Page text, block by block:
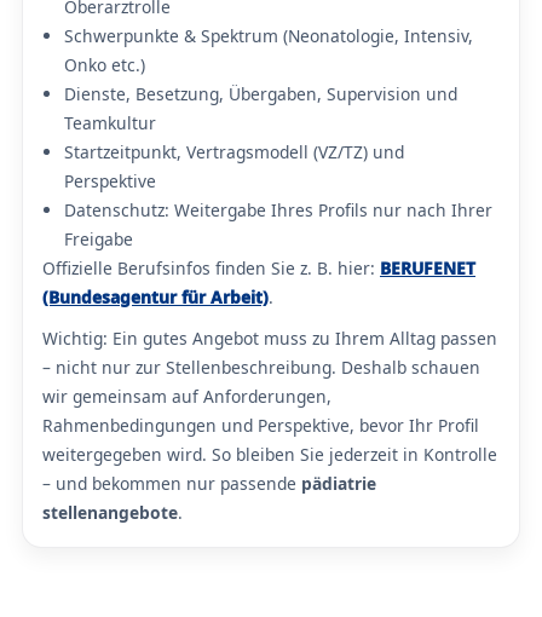
Oberarztrolle
Schwerpunkte & Spektrum (Neonatologie, Intensiv,
Onko etc.)
Dienste, Besetzung, Übergaben, Supervision und
Teamkultur
Startzeitpunkt, Vertragsmodell (VZ/TZ) und
Perspektive
Datenschutz: Weitergabe Ihres Profils nur nach Ihrer
Freigabe
Offizielle Berufsinfos finden Sie z. B. hier: BERUFENET
(Bundesagentur für Arbeit).
Wichtig: Ein gutes Angebot muss zu Ihrem Alltag passen
– nicht nur zur Stellenbeschreibung. Deshalb schauen
wir gemeinsam auf Anforderungen,
Rahmenbedingungen und Perspektive, bevor Ihr Profil
weitergegeben wird. So bleiben Sie jederzeit in Kontrolle
– und bekommen nur passende pädiatrie
stellenangebote.